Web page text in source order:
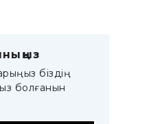
біздің
болғанын